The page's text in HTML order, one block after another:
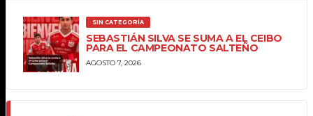
SIN CATEGORÍA
SEBASTIÁN SILVA SE SUMA A EL CEIBO
PARA EL CAMPEONATO SALTEÑO
AGOSTO 7, 2026